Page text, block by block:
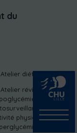
du
Atelier diététique
Atelier révision
–
–
physique –